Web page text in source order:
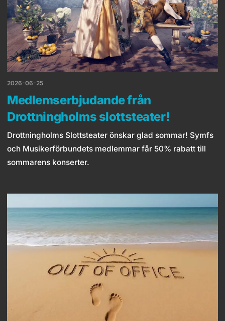
2026-06-25
Medlemserbjudande från
Drottningholms slottsteater!
Drottningholms Slottsteater önskar glad sommar! Symfs
och Musikerförbundets medlemmar får 50% rabatt till
sommarens konserter.